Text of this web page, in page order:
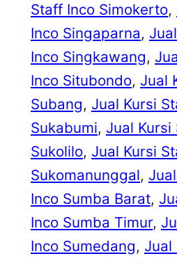
Staff Inco Simokerto,
Inco Singaparna,
Inco Singkawang,
Inco Situbondo, Jual
Subang, Jual Kursi
Sukabumi, Jual Kursi
Sukolilo, Jual Kursi
Sukomanunggal,
Inco Sumba Barat,
Inco Sumba Timur,
Inco Sumedang, Jual